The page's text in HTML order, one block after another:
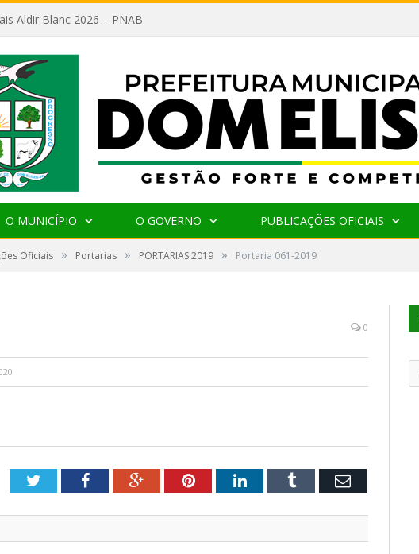
Aldir Blanc 2026 – PNAB
O MUNICÍPIO O GOVERNO PUBLICAÇÕES OFICIAIS
Oficiais » Portarias » PORTARIAS 2019 » Portaria 061-2019
0
TwitterFacebookGoogle+PinterestLinkedInTumblr Email